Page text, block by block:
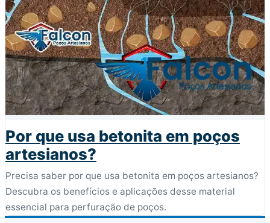
Por que usa betonita em poços
artesianos?
Precisa saber por que usa betonita em poços artesianos?
Descubra os benefícios e aplicações desse material
essencial para perfuração de poços.